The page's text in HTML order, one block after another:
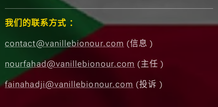
我们的联系方式 ：
contact@vanillebionour.com (信息 )
nourfahad@vanillebionour.com (主任 )
fainahadji@vanillebionour.com (投诉 )